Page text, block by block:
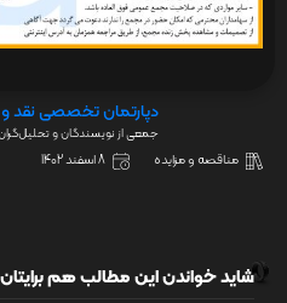
دپارتمان تخصصی نقد و
جمعی از نویسندگان و
مناقصه و مزایده 8 اسفند 1402
شاید خواندن این مطالب هم